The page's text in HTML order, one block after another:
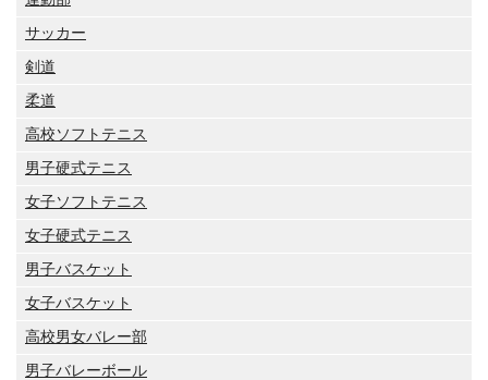
サッカー
剣道
柔道
高校ソフトテニス
男子硬式テニス
女子ソフトテニス
女子硬式テニス
男子バスケット
女子バスケット
高校男女バレー部
男子バレーボール